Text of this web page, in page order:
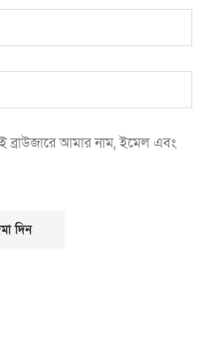
ব্রাউজারে আমার নাম, ইমেল এবং